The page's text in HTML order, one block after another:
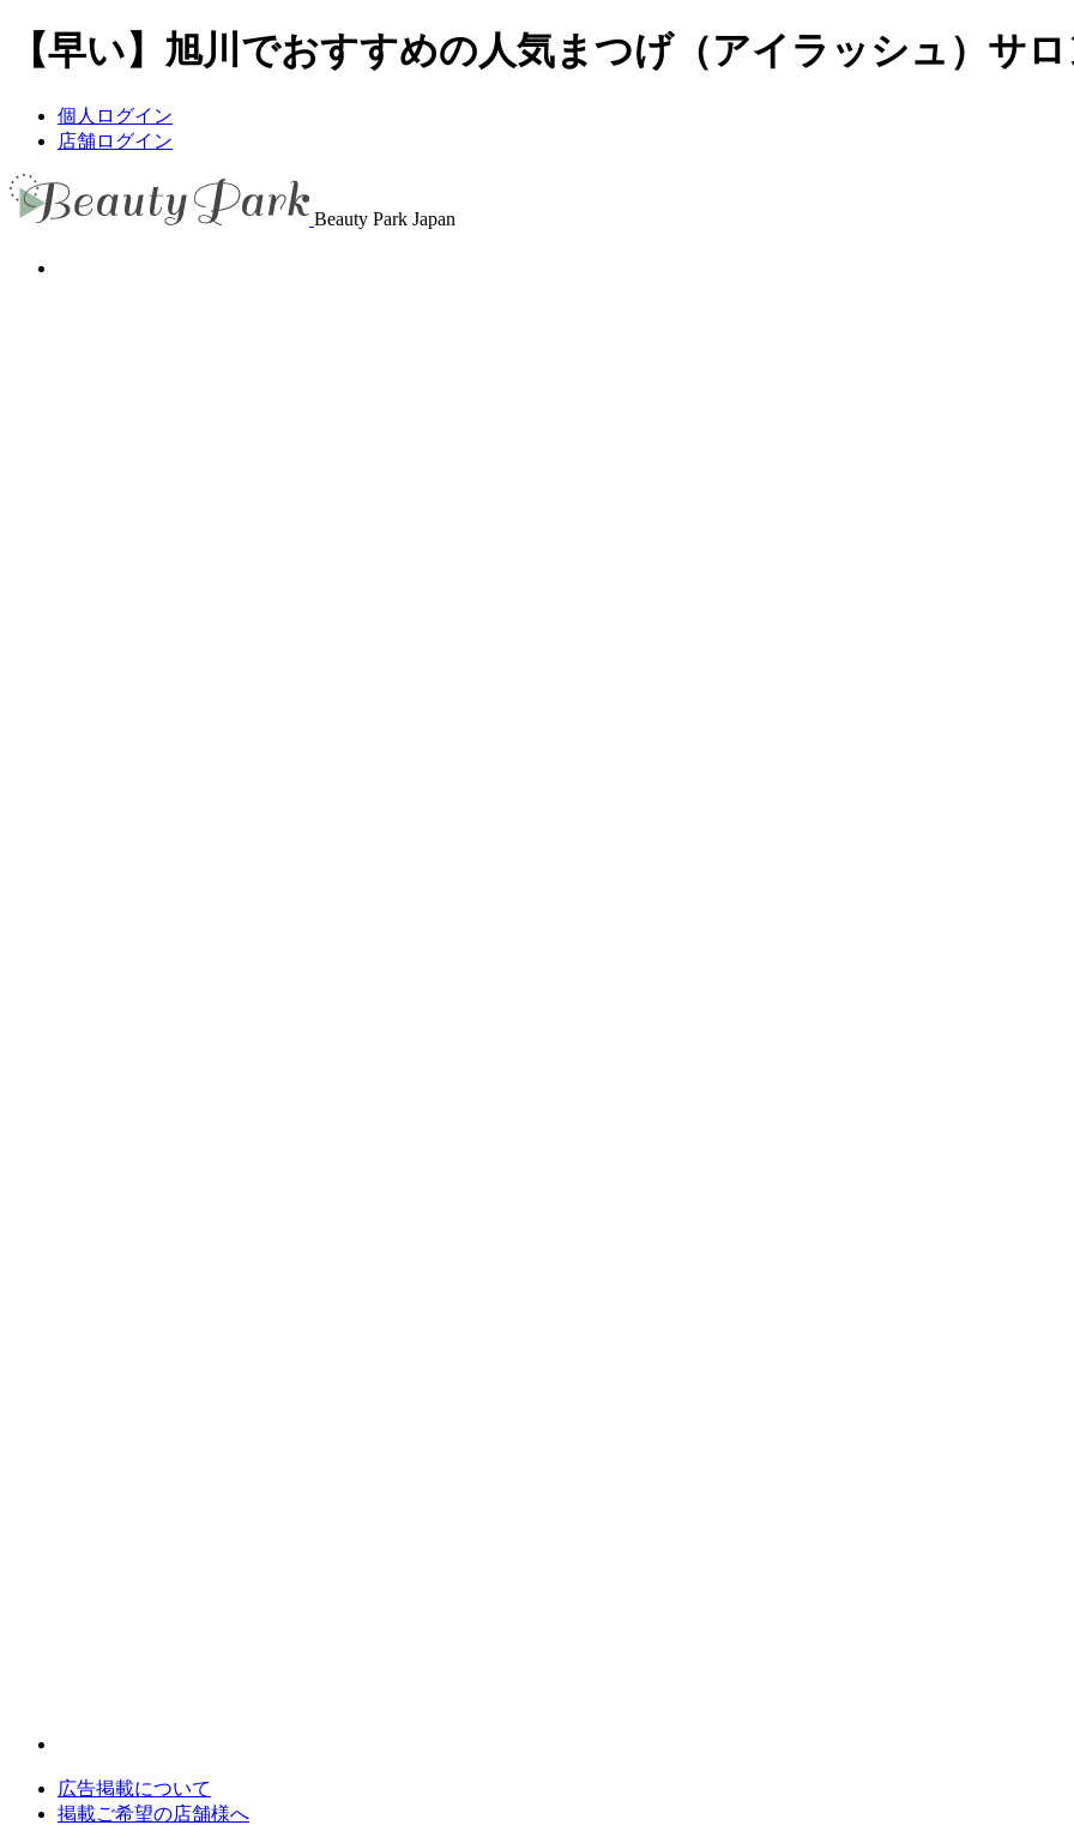
【早い】旭川でおすすめの人気まつげ（アイラッシュ）サ
個人ログイン
店舗ログイン
Beauty Park Japan
広告掲載について
掲載ご希望の店舗様へ